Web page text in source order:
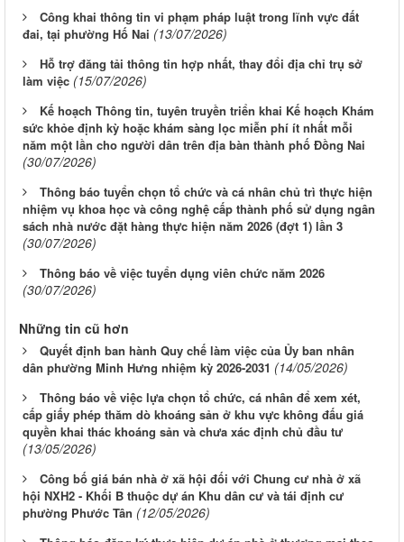
Công khai thông tin vi phạm pháp luật trong lĩnh vực đất
đai, tại phường Hố Nai (13/07/2026)
Hỗ trợ đăng tải thông tin hợp nhất, thay đổi địa chỉ trụ sở
làm việc (15/07/2026)
Kế hoạch Thông tin, tuyên truyền triển khai Kế hoạch Khám
sức khỏe định kỳ hoặc khám sàng lọc miễn phí ít nhất mỗi
năm một lần cho người dân trên địa bàn thành phố Đồng Nai
(30/07/2026)
Thông báo tuyển chọn tổ chức và cá nhân chủ trì thực hiện
nhiệm vụ khoa học và công nghệ cấp thành phố sử dụng ngân
sách nhà nước đặt hàng thực hiện năm 2026 (đợt 1) lần 3
(30/07/2026)
Thông báo về việc tuyển dụng viên chức năm 2026
(30/07/2026)
Những tin cũ hơn
Quyết định ban hành Quy chế làm việc của Ủy ban nhân
dân phường Minh Hưng nhiệm kỳ 2026-2031 (14/05/2026)
Thông báo về việc lựa chọn tổ chức, cá nhân để xem xét,
cấp giấy phép thăm dò khoáng sản ở khu vực không đấu giá
quyền khai thác khoáng sản và chưa xác định chủ đầu tư
(13/05/2026)
Công bố giá bán nhà ở xã hội đối với Chung cư nhà ở xã
hội NXH2 - Khối B thuộc dự án Khu dân cư và tái định cư
phường Phước Tân (12/05/2026)